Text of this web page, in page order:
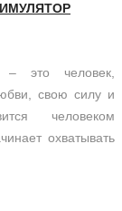
– это человек,
свою силу и
человеком
охватывать